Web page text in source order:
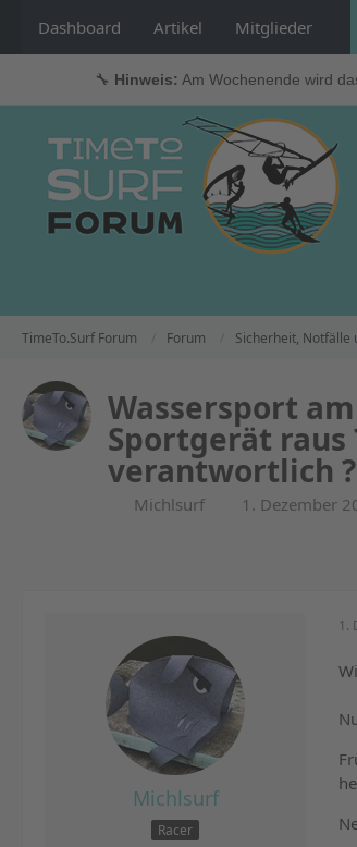
🔧 Hinweis: Am Wochenende wird
Dashboard Artikel Mitglieder
TimeTo.Surf Forum Forum Sicherheit, Notfälle
Wassersport
Sportgerät raus
verantwortlich ?
Michlsurf 1. Dezember
Michlsurf
Racer
1.